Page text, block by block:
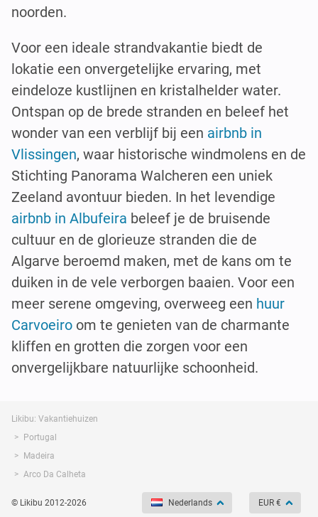
noorden.
Voor een ideale strandvakantie biedt de
lokatie een onvergetelijke ervaring, met
eindeloze kustlijnen en kristalhelder water.
Ontspan op de brede stranden en beleef het
wonder van een verblijf bij een airbnb in
Vlissingen, waar historische windmolens en de
Stichting Panorama Walcheren een uniek
Zeeland avontuur bieden. In het levendige
airbnb in Albufeira beleef je de bruisende
cultuur en de glorieuze stranden die de
Algarve beroemd maken, met de kans om te
duiken in de vele verborgen baaien. Voor een
meer serene omgeving, overweeg een huur
Carvoeiro om te genieten van de charmante
kliffen en grotten die zorgen voor een
onvergelijkbare natuurlijke schoonheid.
Likibu: Vakantiehuizen
Portugal
Madeira
Arco Da Calheta
© Likibu 2012-2026 Nederlands EUR €